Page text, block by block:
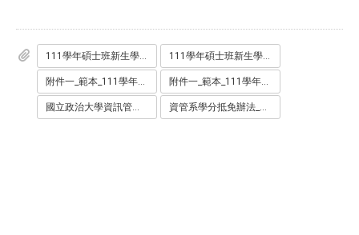
111學年碩士班新生學分抵免申請表_資管組.docx 111學年碩士班新生學分抵免申請表_科技組.docx
附件一_範本_111學年碩士班新生_資管組.pdf 附件一_範本_111學年碩士班新生_科技組.pdf
國立政治大學資訊管理學系碩士班研究生修課辦法_111.01.10.pdf